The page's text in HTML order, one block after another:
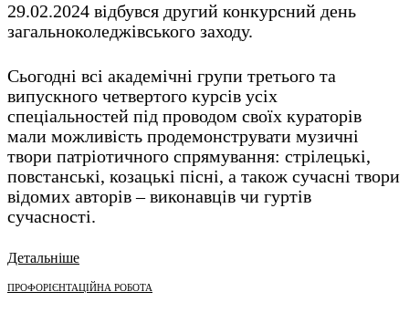
29.02.2024 відбувся другий конкурсний день
загальноколеджівського заходу.
Сьогодні всі академічні групи третього та
випускного четвертого курсів усіх
спеціальностей під проводом своїх кураторів
мали можливість продемонструвати музичні
твори патріотичного спрямування: стрілецькі,
повстанські, козацькі пісні, а також сучасні твори
відомих авторів – виконавців чи гуртів
сучасності.
Детальніше
ПРОФОРІЄНТАЦІЙНА РОБОТА